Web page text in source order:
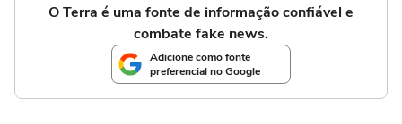
O Terra é uma fonte de informação confiável e
combate fake news.
Adicione como fonte
preferencial no Google